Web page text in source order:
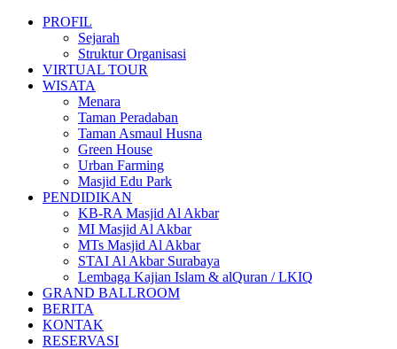
PROFIL
Sejarah
Struktur Organisasi
VIRTUAL TOUR
WISATA
Menara
Taman Peradaban
Taman Asmaul Husna
Green House
Urban Farming
Masjid Edu Park
PENDIDIKAN
KB-RA Masjid Al Akbar
MI Masjid Al Akbar
MTs Masjid Al Akbar
STAI Al Akbar Surabaya
Lembaga Kajian Islam & alQuran / LKIQ
GRAND BALLROOM
BERITA
KONTAK
RESERVASI